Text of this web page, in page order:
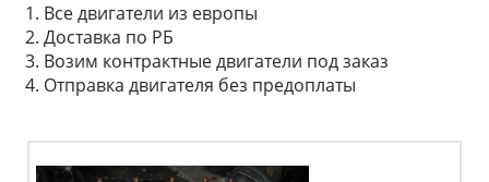
Все двигатели из европы
Доставка по РБ
Возим контрактные двигатели под заказ
Отправка двигателя без предоплаты